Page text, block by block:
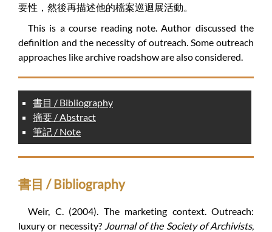
要性，然後再描述他的檔案巡迴展活動。
This is a course reading note. Author discussed the
definition and the necessity of outreach. Some outreach
approaches like archive roadshow are also considered.
書目 / Bibliography
摘要 / Abstract
筆記 / Note
書目 / Bibliography
Weir, C. (2004). The marketing context. Outreach:
luxury or necessity? Journal of the Society of Archivists,